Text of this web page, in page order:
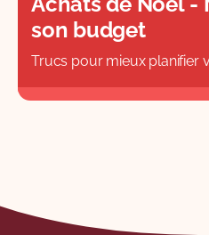
son budget
Trucs pour mieux planifier